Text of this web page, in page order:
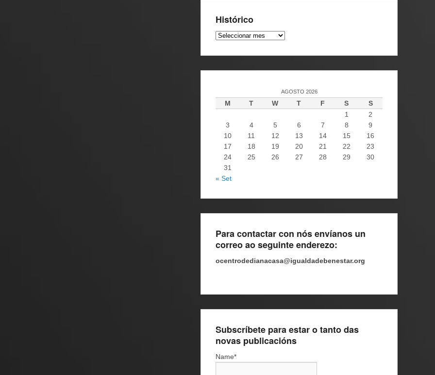
Histórico
Histórico
AGOSTO 2026
M T W T F S
S
1
2
3
4 5 6 7 8
9
10
11 12 13 14 15
16
17
18 19 20 21 22
23
24
25 26 27 28 29
30
31
« Set
Para contactar con nós envíanos un
correo ao seguinte enderezo:
ocentrodedianacasa@igualdadebenestar.org
Subscríbete para estar o tanto das
novas publicacións
Name*